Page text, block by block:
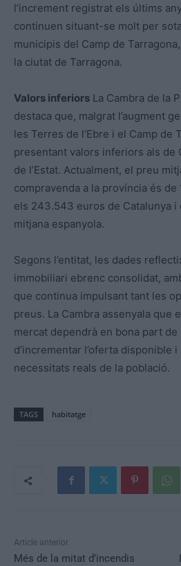
l’increment registrat els últims
continuen situant-se molt per
municipis del Camp de
la ciutat de Tarragona.
Valors inferiors La Cambra de la
destaca que, malgrat l’augment
les Terres de l’Ebre i el Camp de
presentant valors inferiors als de
de l’Estat. Actualment, el preu
compravenda a la província és
els 243.543 euros de Catalunya i
mitjana espanyola.
Segons l’entitat, les dades
immobiliari ebrenc consolidat,
que continua impulsant tant les
preus. La Cambra assenyala que
mercat dependrà en bona part de
d’incrementar l’oferta disponible
necessitats reals de la població.
TAGS habitatge
Article anterior
Més de la mitat d’incendis